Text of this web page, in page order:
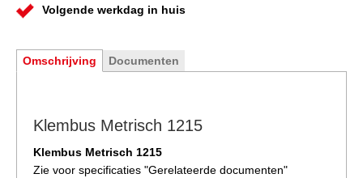
Volgende werkdag in huis
Omschrijving Documenten
Klembus Metrisch 1215
Klembus Metrisch 1215
Zie voor specificaties "Gerelateerde documenten"